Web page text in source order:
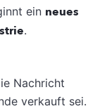
ein neues
.
Nachricht
verkauft sei.